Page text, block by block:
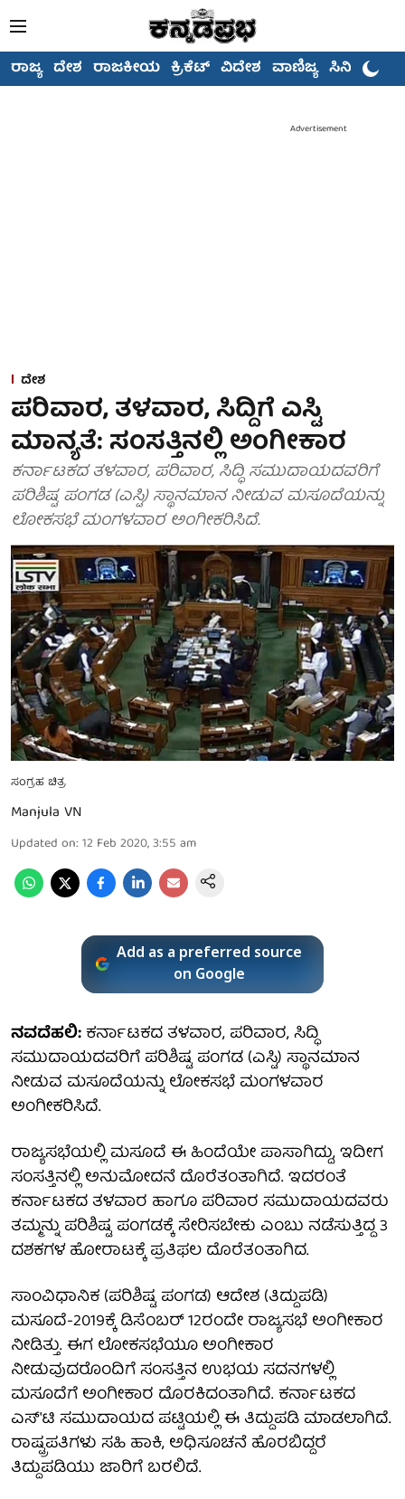
ರಾಜ್ಯ ದೇಶ ರಾಜಕೀಯ ಕ್ರಿಕೆಟ್ ವಿದೇಶ ವಾಣಿಜ್ಯ ಸಿನಿಮಾ
Advertisement
ದೇಶ
ಪರಿವಾರ, ತಳವಾರ, ಸಿದ್ದಿಗೆ ಎಸ್ಟಿ
ಮಾನ್ಯತೆ: ಸಂಸತ್ತಿನಲ್ಲಿ ಅಂಗೀಕಾರ
ಕರ್ನಾಟಕದ ತಳವಾರ, ಪರಿವಾರ, ಸಿದ್ಧಿ ಸಮುದಾಯದವರಿಗೆ
ಪರಿಶಿಷ್ಟ ಪಂಗಡ (ಎಸ್ಟಿ) ಸ್ಥಾನಮಾನ ನೀಡುವ ಮಸೂದೆಯನ್ನು
ಲೋಕಸಭೆ ಮಂಗಳವಾರ ಅಂಗೀಕರಿಸಿದೆ.
ಸಂಗ್ರಹ ಚಿತ್ರ
Manjula VN
Updated on: 12 Feb 2020, 3:55 am
Add as a preferred source
on Google
ನವದೆಹಲಿ:ಕರ್ನಾಟಕದ ತಳವಾರ, ಪರಿವಾರ, ಸಿದ್ಧಿ
ಸಮುದಾಯದವರಿಗೆ ಪರಿಶಿಷ್ಟ ಪಂಗಡ (ಎಸ್ಟಿ) ಸ್ಥಾನಮಾನ
ನೀಡುವ ಮಸೂದೆಯನ್ನು ಲೋಕಸಭೆ ಮಂಗಳವಾರ
ಅಂಗೀಕರಿಸಿದೆ.
ರಾಜ್ಯಸಭೆಯಲ್ಲಿ ಮಸೂದೆ ಈ ಹಿಂದೆಯೇ ಪಾಸಾಗಿದ್ದು, ಇದೀಗ
ಸಂಸತ್ತಿನಲ್ಲಿ ಅನುಮೋದನೆ ದೊರೆತಂತಾಗಿದೆ. ಇದರಂತೆ
ಕರ್ನಾಟಕದ ತಳವಾರ ಹಾಗೂ ಪರಿವಾರ ಸಮುದಾಯದವರು
ತಮ್ಮನ್ನು ಪರಿಶಿಷ್ಟ ಪಂಗಡಕ್ಕೆ ಸೇರಿಸಬೇಕು ಎಂಬು ನಡೆಸುತ್ತಿದ್ದ 3
ದಶಕಗಳ ಹೋರಾಟಕ್ಕೆ ಪ್ರತಿಫಲ ದೊರೆತಂತಾಗಿದ.
ಸಾಂವಿಧಾನಿಕ (ಪರಿಶಿಷ್ಟ ಪಂಗಡ) ಆದೇಶ (ತಿದ್ದುಪಡಿ)
ಮಸೂದೆ-2019ಕ್ಕೆ ಡಿಸೆಂಬರ್ 12ರಂದೇ ರಾಜ್ಯಸಭೆ ಅಂಗೀಕಾರ
ನೀಡಿತ್ತು. ಈಗ ಲೋಕಸಭೆಯೂ ಅಂಗೀಕಾರ
ನೀಡುವುದರೊಂದಿಗೆ ಸಂಸತ್ತಿನ ಉಭಯ ಸದನಗಳಲ್ಲಿ
ಮಸೂದೆಗೆ ಅಂಗೀಕಾರ ದೊರಕಿದಂತಾಗಿದೆ. ಕರ್ನಾಟಕದ
ಎಸ್'ಟಿ ಸಮುದಾಯದ ಪಟ್ಟಿಯಲ್ಲಿ ಈ ತಿದ್ದುಪಡಿ ಮಾಡಲಾಗಿದೆ.
ರಾಷ್ಟ್ರಪತಿಗಳು ಸಹಿ ಹಾಕಿ, ಅಧಿಸೂಚನೆ ಹೊರಬಿದ್ದರೆ
ತಿದ್ದುಪಡಿಯು ಜಾರಿಗೆ ಬರಲಿದೆ.